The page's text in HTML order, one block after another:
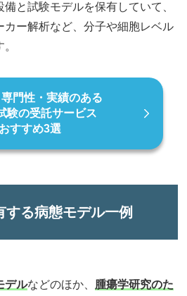
と試験モデルを保有していて、
カー解析など、分子や細胞レベル
門性・実績のある
験の受託サービス
おすすめ3選
る病態モデル一例
デルなどのほか、 腫瘍学研究のた